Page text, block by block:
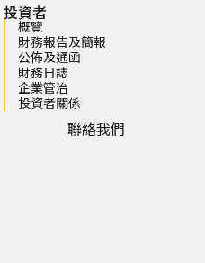
投資者
概覽
財務報告及簡報
公佈及通函
財務日誌
企業管治
投資者關係
聯絡我們